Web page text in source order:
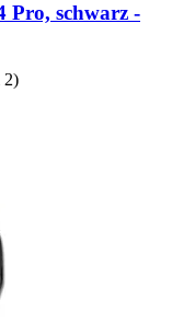
Pro, schwarz -​
2)